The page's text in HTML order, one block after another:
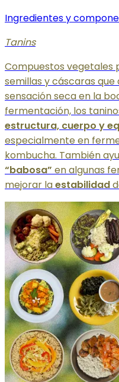
Ingredientes y
Tanins
Compuestos vegetales
semillas y cáscaras
sensación seca en la
fermentación, los
estructura, cuerpo y
especialmente en
kombucha. También
“babosa” en algunas
mejorar laestabilidad